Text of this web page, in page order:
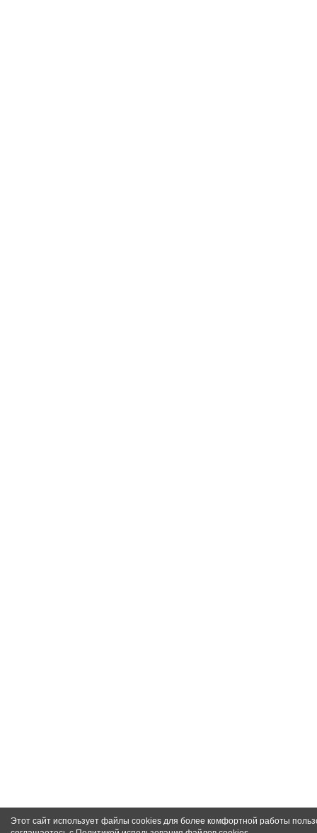
Этот сайт использует файлы cookies для более комфортной работы